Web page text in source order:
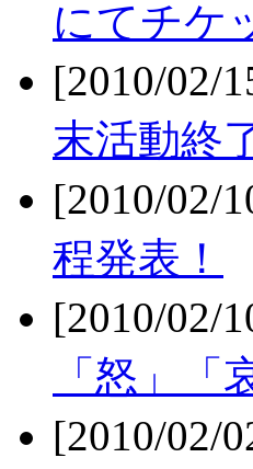
にてチケ
[2010/02/
末活動終
[2010/02/
程発表！
[2010/02/
「怒」
[2010/02/